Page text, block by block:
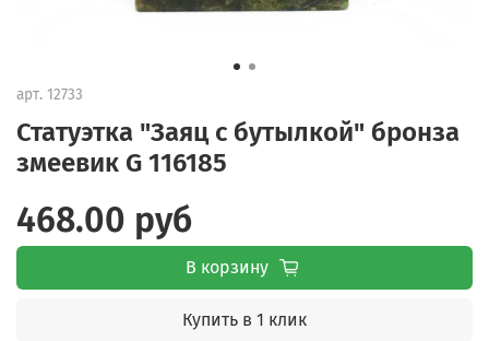
арт. 12733
Статуэтка "Заяц с бутылкой" бронза
змеевик G 116185
468.00 руб
В корзину
Купить в 1 клик